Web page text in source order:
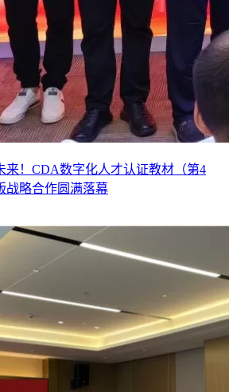
来！CDA数字化人才认证教材（第4
战略合作圆满落幕